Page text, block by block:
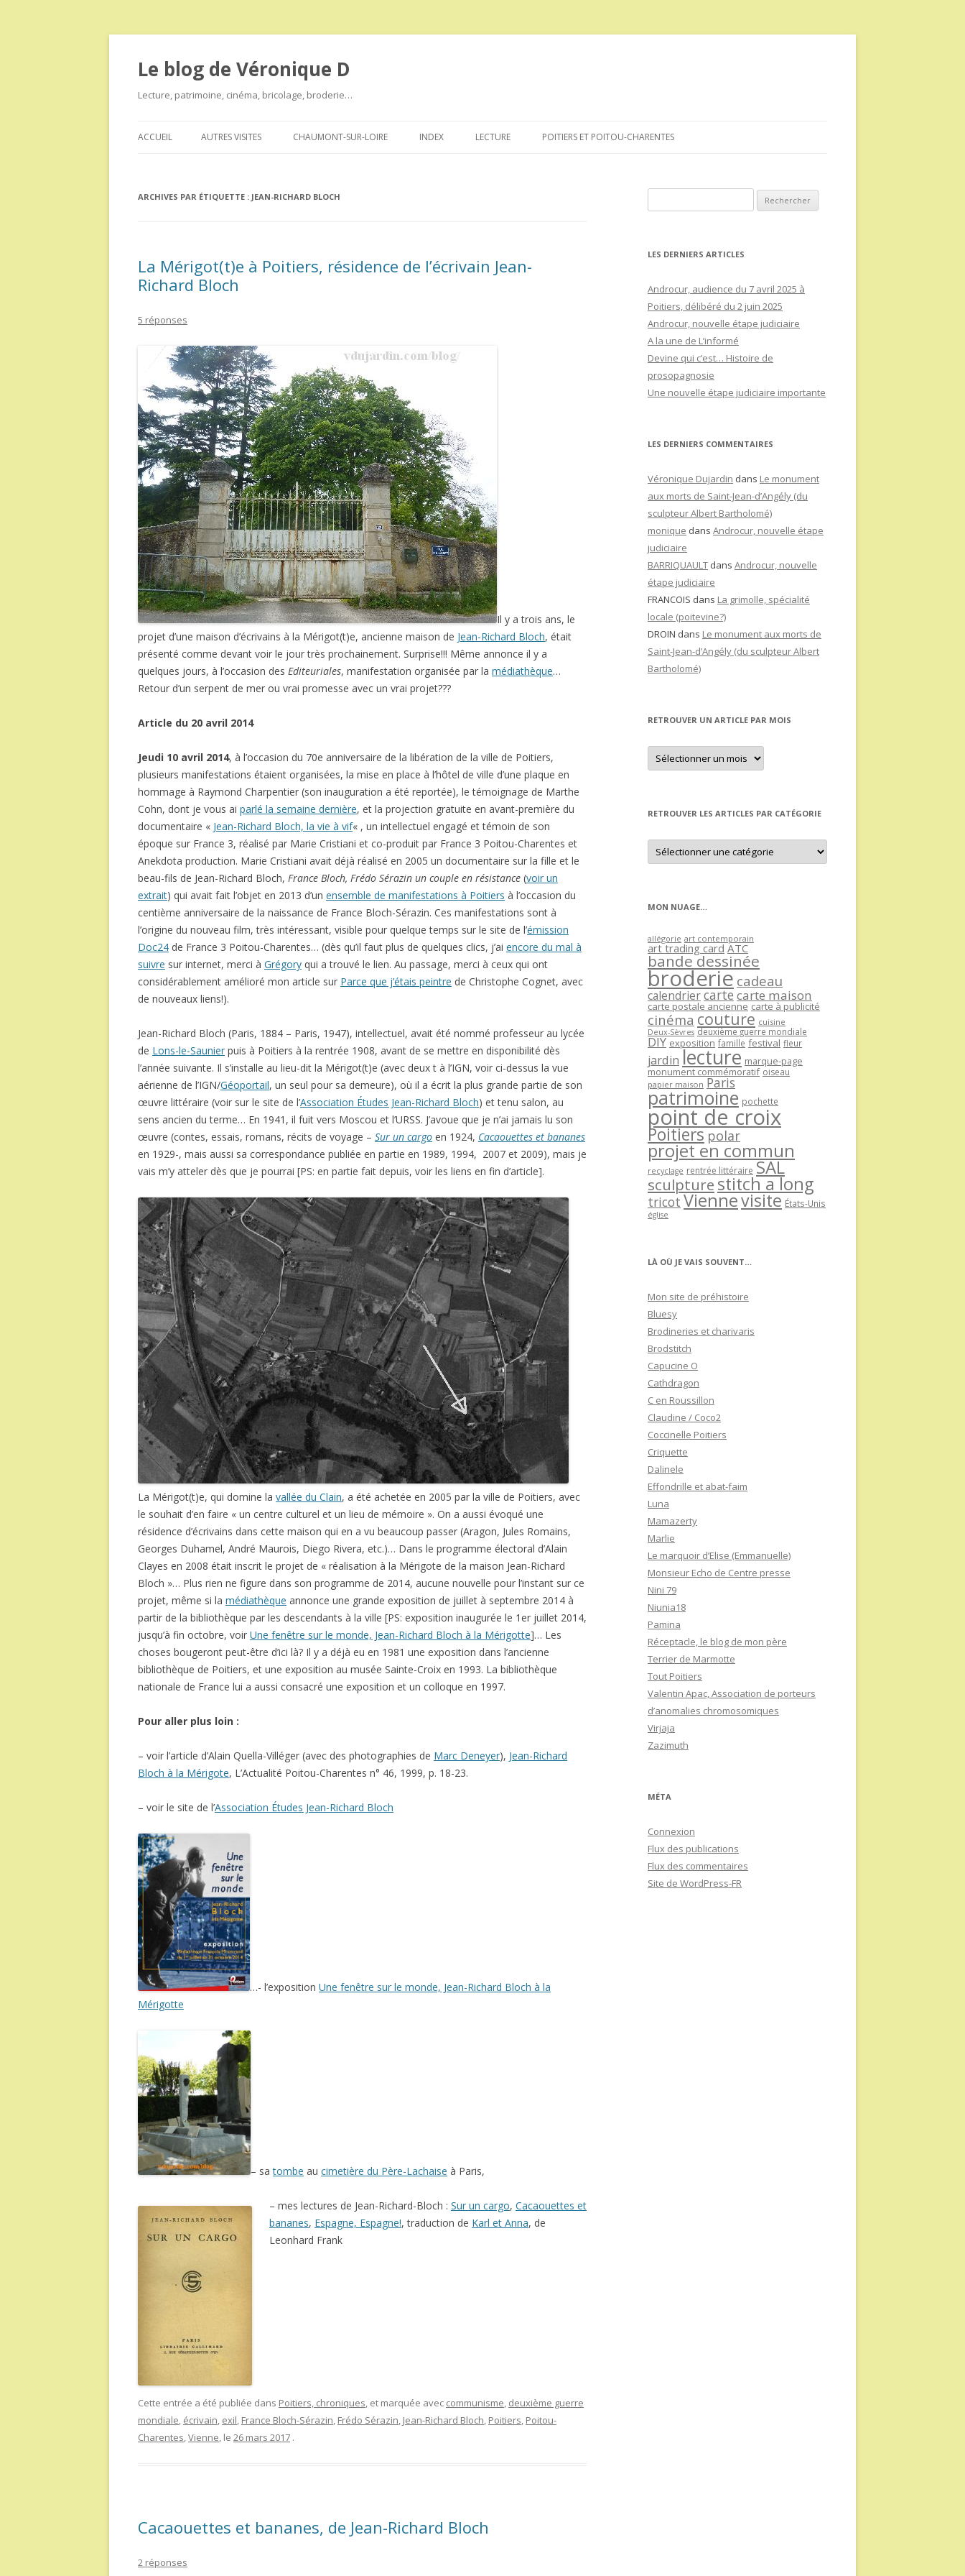
Le blog de Véronique D
Lecture, patrimoine, cinéma, bricolage, broderie…
au
ACCUEIL AUTRES VISITES CHAUMONT-SUR-LOIRE INDEX LECTURE POITIERS ET POITOU-CHARENTES
ARCHIVES PAR ÉTIQUETTE : JEAN-RICHARD BLOCH
La Mérigot(t)e à Poitiers, résidence de l’écrivain Jean-
Richard Bloch
5 réponses
Il y a trois ans, le
projet d’une maison d’écrivains à la Mérigot(t)e, ancienne maison de Jean-Richard Bloch, était
présenté comme devant voir le jour très prochainement. Surprise!!! Même annonce il y a
quelques jours, à l’occasion des Editeuriales, manifestation organisée par la médiathèque…
Retour d’un serpent de mer ou vrai promesse avec un vrai projet???
Article du 20 avril 2014
Jeudi 10 avril 2014, à l’occasion du 70e anniversaire de la libération de la ville de Poitiers,
plusieurs manifestations étaient organisées, la mise en place à l’hôtel de ville d’une plaque en
hommage à Raymond Charpentier (son inauguration a été reportée), le témoignage de Marthe
Cohn, dont je vous ai parlé la semaine dernière, et la projection gratuite en avant-première du
documentaire « Jean-Richard Bloch, la vie à vif« , un intellectuel engagé et témoin de son
époque sur France 3, réalisé par Marie Cristiani et co-produit par France 3 Poitou-Charentes et
Anekdota production. Marie Cristiani avait déjà réalisé en 2005 un documentaire sur la fille et le
beau-fils de Jean-Richard Bloch, France Bloch, Frédo Sérazin un couple en résistance (voir un
extrait) qui avait fait l’objet en 2013 d’un ensemble de manifestations à Poitiers à l’occasion du
centième anniversaire de la naissance de France Bloch-Sérazin. Ces manifestations sont à
l’origine du nouveau film, très intéressant, visible pour quelque temps sur le site de l’émission
Doc24 de France 3 Poitou-Charentes… (dès qu’il faut plus de quelques clics, j’ai encore du mal à
suivre sur internet, merci à Grégory qui a trouvé le lien. Au passage, merci à ceux qui ont
considérablement amélioré mon article sur Parce que j’étais peintre de Christophe Cognet, avec
de nouveaux liens!).
Jean-Richard Bloch (Paris, 1884 – Paris, 1947), intellectuel, avait été nommé professeur au lycée
de Lons-le-Saunier puis à Poitiers à la rentrée 1908, avant de se mettre en disponibilité dès
l’année suivante. Il s’installe au lieu-dit la Mérigot(t)e (avec deux t à l’IGN, voir ci-dessus la vue
aérienne de l’IGN/Géoportail, un seul pour sa demeure), où il a écrit la plus grande partie de son
œuvre littéraire (voir sur le site de l’Association Études Jean-Richard Bloch) et tenu salon, au
sens ancien du terme… En 1941, il fuit vers Moscou et l’URSS. J’avoue que je n’ai jamais lu son
œuvre (contes, essais, romans, récits de voyage – Sur un cargo en 1924, Cacaouettes et bananes
en 1929-, mais aussi sa correspondance publiée en partie en 1989, 1994, 2007 et 2009), mais je
vais m’y atteler dès que je pourrai [PS: en partie fait depuis, voir les liens en fin d’article].
La Mérigot(t)e, qui domine la vallée du Clain, a été achetée en 2005 par la ville de Poitiers, avec
le souhait d’en faire « un centre culturel et un lieu de mémoire ». On a aussi évoqué une
résidence d’écrivains dans cette maison qui en a vu beaucoup passer (Aragon, Jules Romains,
Georges Duhamel, André Maurois, Diego Rivera, etc.)… Dans le programme électoral d’Alain
Clayes en 2008 était inscrit le projet de « réalisation à la Mérigote de la maison Jean-Richard
Bloch »… Plus rien ne figure dans son programme de 2014, aucune nouvelle pour l’instant sur ce
projet, même si la médiathèque annonce une grande exposition de juillet à septembre 2014 à
partir de la bibliothèque par les descendants à la ville [PS: exposition inaugurée le 1er juillet 2014,
jusqu’à fin octobre, voir Une fenêtre sur le monde, Jean-Richard Bloch à la Mérigotte]… Les
choses bougeront peut-être d’ici là? Il y a déjà eu en 1981 une exposition dans l’ancienne
bibliothèque de Poitiers, et une exposition au musée Sainte-Croix en 1993. La bibliothèque
nationale de France lui a aussi consacré une exposition et un colloque en 1997.
Pour aller plus loin :
– voir l’article d’Alain Quella-Villéger (avec des photographies de Marc Deneyer), Jean-Richard
Bloch à la Mérigote, L’Actualité Poitou-Charentes n° 46, 1999, p. 18-23.
– voir le site de l’Association Études Jean-Richard Bloch
…- l’exposition Une fenêtre sur le monde, Jean-Richard Bloch à la
Mérigotte
– satombe au cimetière du Père-Lachaise à Paris,
– mes lectures de Jean-Richard-Bloch : Sur un cargo, Cacaouettes et
bananes, Espagne, Espagne!, traduction de Karl et Anna, de
Leonhard Frank
Cette entrée a été publiée dans Poitiers, chroniques, et marquée avec communisme, deuxième guerre
mondiale, écrivain, exil, France Bloch-Sérazin, Frédo Sérazin, Jean-Richard Bloch, Poitiers, Poitou-
Charentes,Vienne, le 26 mars 2017 .
Cacaouettes et bananes, de Jean-Richard Bloch
2 réponses
LES DERNIERS ARTICLES
Androcur, audience du 7 avril 2025 à
Poitiers, délibéré du 2 juin 2025
Androcur, nouvelle étape judiciaire
A la une de L’informé
Devine qui c’est… Histoire de
prosopagnosie
Une nouvelle étape judiciaire importante
LES DERNIERS COMMENTAIRES
Véronique Dujardin dans Le monument
aux morts de Saint-Jean-d’Angély (du
sculpteur Albert Bartholomé)
monique dans Androcur, nouvelle étape
judiciaire
BARRIQUAULT dans Androcur, nouvelle
étape judiciaire
FRANCOIS dans La grimolle, spécialité
locale (poitevine?)
DROIN dans Le monument aux morts de
Saint-Jean-d’Angély (du sculpteur Albert
Bartholomé)
RETROUVER UN ARTICLE PAR MOIS
Retrouver
un
article
RETROUVER LES ARTICLES PAR CATÉGORIE
Retrouver
les
articles
MON NUAGE…
allégorie art contemporain
art trading card ATC
bande dessinée
broderie cadeau
calendriercartecarte maison
carte postale ancienne carte à publicité
cinéma couture cuisine
Deux-Sèvres deuxième guerre mondiale
DIY exposition famille festival fleur
jardin lecture marque-page
monument commémoratif oiseau
papier maison Paris
patrimoine pochette
point de croix
Poitiers polar
projet en commun
recyclage rentrée littéraire SAL
sculpture stitch a long
tricot Viennevisite États-Unis
église
LÀ OÙ JE VAIS SOUVENT…
Mon site de préhistoire
Bluesy
Brodineries et charivaris
Brodstitch
Capucine O
Cathdragon
C en Roussillon
Claudine / Coco2
Coccinelle Poitiers
Criquette
Dalinele
Effondrille et abat-faim
Luna
Mamazerty
Marlie
Le marquoir d’Elise (Emmanuelle)
Monsieur Echo de Centre presse
Nini 79
Niunia18
Pamina
Réceptacle, le blog de mon père
Terrier de Marmotte
Tout Poitiers
Valentin Apac, Association de porteurs
d’anomalies chromosomiques
Virjaja
Zazimuth
MÉTA
Connexion
Flux des publications
Flux des commentaires
Site de WordPress-FR